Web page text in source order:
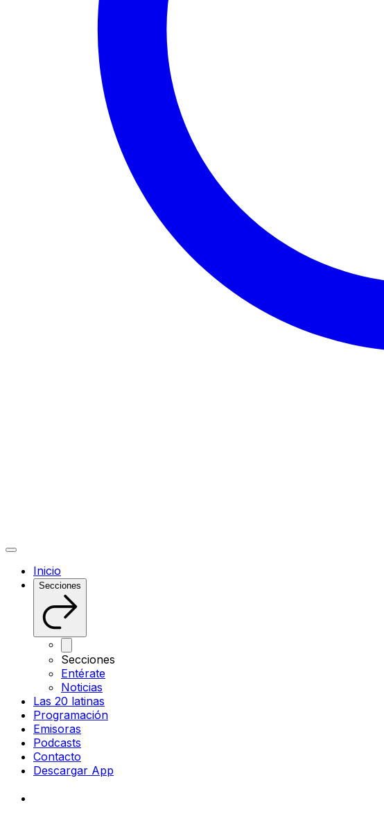
Inicio
Secciones
Secciones
Entérate
Noticias
Las 20 latinas
Programación
Emisoras
Podcasts
Contacto
Descargar App